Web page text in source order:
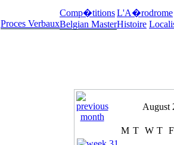
Proces Verbaux
Comp�titions
Belgian Master
L'A�rodrome
Histoire
August
M T W T F